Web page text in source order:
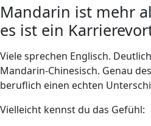
Mandarin ist mehr
es ist ein
Viele sprechen Englisch.
Mandarin-Chinesisch. Genau
beruflich einen echten
Vielleicht kennst du das Gefühl: